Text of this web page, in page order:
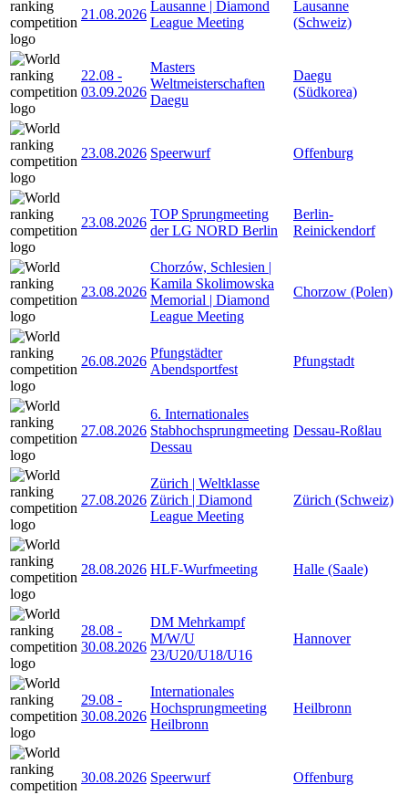
21.08.2026
Lausanne | Diamond
League Meeting
Lausanne
(Schweiz)
22.08 -
03.09.2026
Masters
Weltmeisterschaften
Daegu
Daegu
(Südkorea)
23.08.2026 Speerwurf Offenburg
23.08.2026
TOP Sprungmeeting
der LG NORD Berlin
Berlin-
Reinickendorf
23.08.2026
Chorzów, Schlesien |
Kamila Skolimowska
Memorial | Diamond
League Meeting
Chorzow (Polen)
26.08.2026
Pfungstädter
Abendsportfest
Pfungstadt
27.08.2026
6. Internationales
Stabhochsprungmeeting
Dessau
Dessau-Roßlau
27.08.2026
Zürich | Weltklasse
Zürich | Diamond
League Meeting
Zürich (Schweiz)
28.08.2026 HLF-Wurfmeeting Halle (Saale)
28.08 -
30.08.2026
DM Mehrkampf
M/W/U
23/U20/U18/U16
Hannover
29.08 -
30.08.2026
Internationales
Hochsprungmeeting
Heilbronn
Heilbronn
30.08.2026 Speerwurf Offenburg